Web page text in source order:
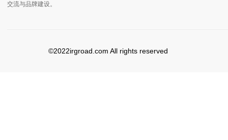
交流与品牌建设。
©2022irgroad.com All rights reserved